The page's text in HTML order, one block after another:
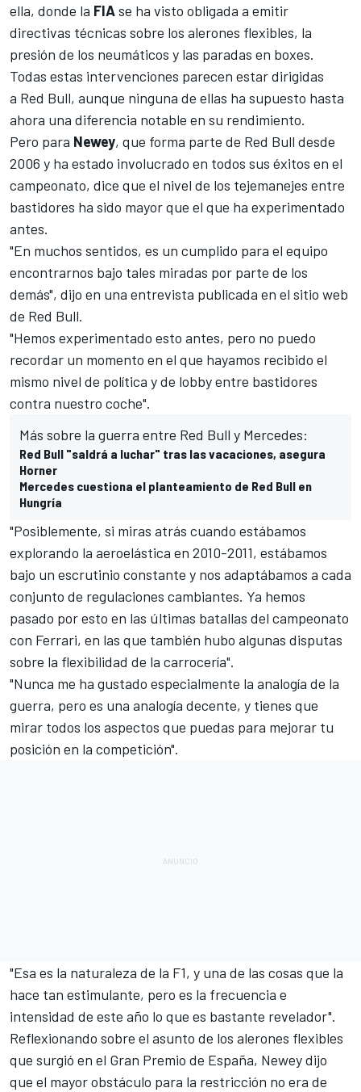
ella, donde la FIAse ha visto obligada a emitir
directivas técnicas sobre los alerones flexibles, la
presión de los neumáticos y las paradas en boxes.
Todas estas intervenciones parecen estar dirigidas
a Red Bull, aunque ninguna de ellas ha supuesto hasta
ahora una diferencia notable en su rendimiento.
Pero para Newey, que forma parte de Red Bull desde
2006 y ha estado involucrado en todos sus éxitos en el
campeonato, dice que el nivel de los tejemanejes entre
bastidores ha sido mayor que el que ha experimentado
antes.
"En muchos sentidos, es un cumplido para el equipo
encontrarnos bajo tales miradas por parte de los
demás", dijo en una entrevista publicada en el sitio web
de Red Bull.
"Hemos experimentado esto antes, pero no puedo
recordar un momento en el que hayamos recibido el
mismo nivel de política y de lobby entre bastidores
contra nuestro coche".
Más sobre la guerra entre Red Bull y Mercedes:
Red Bull "saldrá a luchar" tras las vacaciones, asegura
Horner
Mercedes cuestiona el planteamiento de Red Bull en
Hungría
"Posiblemente, si miras atrás cuando estábamos
explorando la aeroelástica en 2010-2011, estábamos
bajo un escrutinio constante y nos adaptábamos a cada
conjunto de regulaciones cambiantes. Ya hemos
pasado por esto en las últimas batallas del campeonato
con Ferrari, en las que también hubo algunas disputas
sobre la flexibilidad de la carrocería".
"Nunca me ha gustado especialmente la analogía de la
guerra, pero es una analogía decente, y tienes que
mirar todos los aspectos que puedas para mejorar tu
posición en la competición".
"Esa es la naturaleza de la F1, y una de las cosas que la
hace tan estimulante, pero es la frecuencia e
intensidad de este año lo que es bastante revelador".
Reflexionando sobre el asunto de los alerones flexibles
que surgió en el Gran Premio de España, Newey dijo
que el mayor obstáculo para la restricción no era de